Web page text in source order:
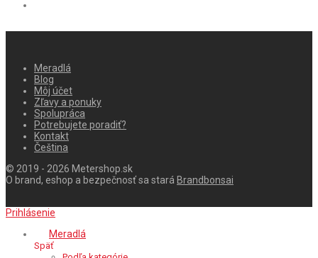
Meradlá
Blog
Môj účet
Zľavy a ponuky
Spolupráca
Potrebujete poradiť?
Kontakt
Čeština
© 2019 - 2026 Metershop.sk
O brand, eshop a bezpečnosť sa stará Brandbonsai
Prihlásenie
Meradlá
Späť